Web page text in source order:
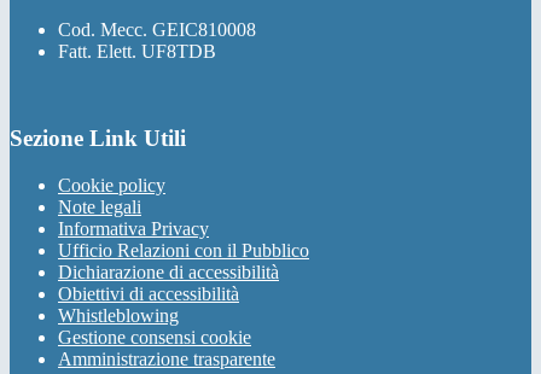
Cod. Mecc. GEIC810008
Fatt. Elett. UF8TDB
Sezione Link Utili
Cookie policy
Note legali
Informativa Privacy
Ufficio Relazioni con il Pubblico
Dichiarazione di accessibilità
Obiettivi di accessibilità
Whistleblowing
Gestione consensi cookie
Amministrazione trasparente